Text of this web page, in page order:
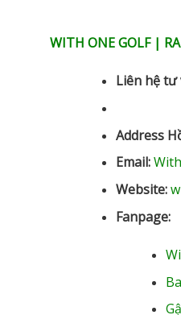
WITH ONE GOLF |
Liên hệ tư
Address
Email:
Website:
Fanpage: